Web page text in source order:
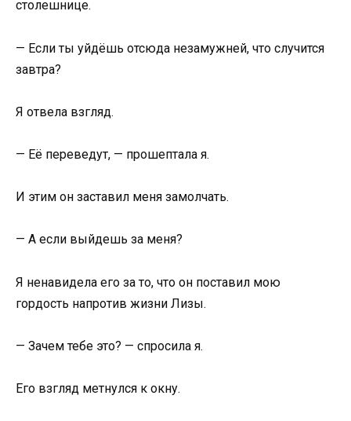
столешнице.
— Если ты уйдёшь отсюда незамужней, что случится
завтра?
Я отвела взгляд.
— Её переведут, — прошептала я.
И этим он заставил меня замолчать.
— А если выйдешь за меня?
Я ненавидела его за то, что он поставил мою
гордость напротив жизни Лизы.
— Зачем тебе это? — спросила я.
Его взгляд метнулся к окну.